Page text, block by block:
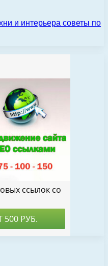
и интерьера советы по